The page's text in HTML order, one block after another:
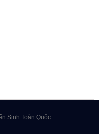
Sinh Toàn Quốc